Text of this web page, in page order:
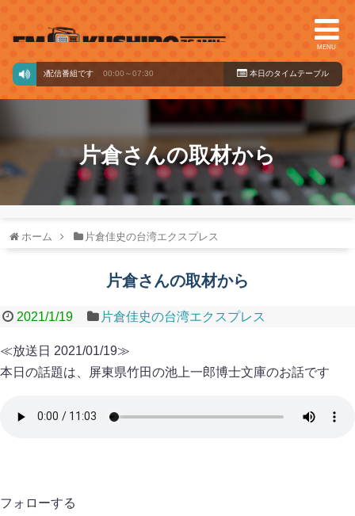
MENU
からの配信番組です 00:00～07:30 本日のタイ ムテーブル
片倉さんの取材から
ホーム 片倉佳史の台湾エクスプレス
片倉さんの取材から
2021/1/19 片倉佳史の台湾エクスプレス
≪放送日 2021/01/19≫
本日の話題は、屏東県竹田の池上一郎博士文庫のお話です
フォローする